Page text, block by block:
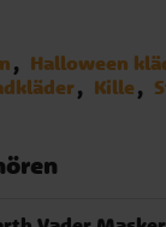
Halloween
Kille